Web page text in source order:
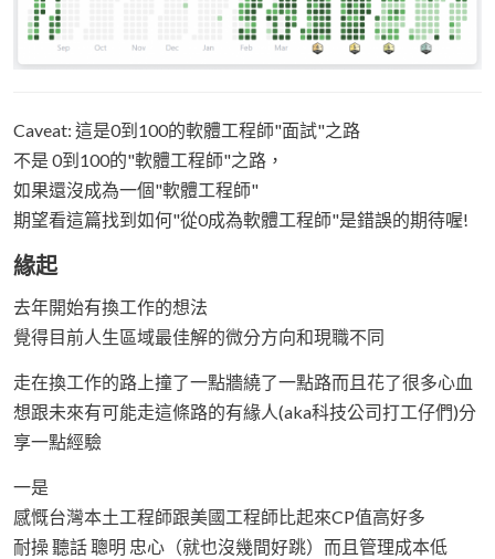
Caveat: 這是0到100的軟體工程師"面試"之路
不是 0到100的"軟體工程師"之路，
如果還沒成為一個"軟體工程師"
期望看這篇找到如何"從0成為軟體工程師"是錯誤的期待喔!
緣起
去年開始有換工作的想法
覺得目前人生區域最佳解的微分方向和現職不同
走在換工作的路上撞了一點牆繞了一點路而且花了很多心血
想跟未來有可能走這條路的有緣人(aka科技公司打工仔們)分
享一點經驗
一是
感慨台灣本土工程師跟美國工程師比起來CP值高好多
耐操 聽話 聰明 忠心（就也沒幾間好跳）而且管理成本低